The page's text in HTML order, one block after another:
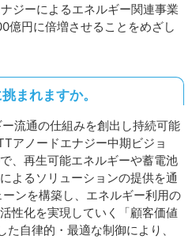
ジーによるエネルギー関連事業
億円に倍増させることをめざし
まれますか。
流通の仕組みを創出し持続可能
アノードエナジー中期ビジョ
、再生可能エネルギーや蓄電池
よるソリューションの提供を通
ンを構築し、エネルギー利用の
性化を実現していく「顧客価値
自律的・最適な制御により、